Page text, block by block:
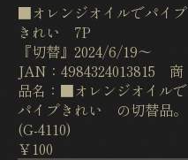
■オレンジオイルでパイプ
きれい 7P
『切替』2024/6/19〜
JAN：4984324013815 商
品名：■オレンジオイルで
パイプきれい の切替品。
(G-4110)
￥100